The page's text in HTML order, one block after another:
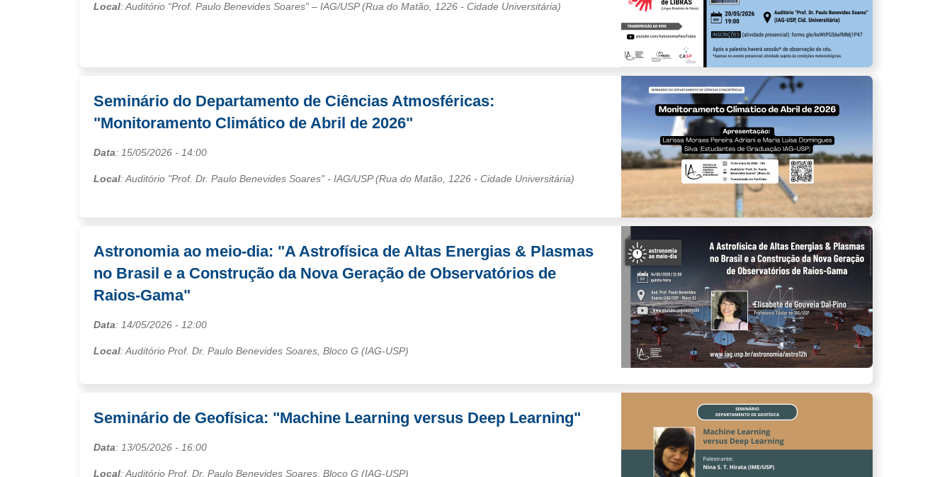
Local: Auditório “Prof. Paulo Benevides Soares” – IAG/USP (Rua do Matão, 1226 - Cidade Universitária)
Seminário do Departamento de Ciências Atmosféricas:
"Monitoramento Climático de Abril de 2026"
Data: 15/05/2026 - 14:00
Local: Auditório "Prof. Dr. Paulo Benevides Soares" - IAG/USP (Rua do Matão, 1226 - Cidade Universitária)
Astronomia ao meio-dia: "A Astrofísica de Altas Energias & Plasmas
no Brasil e a Construção da Nova Geração de Observatórios de
Raios-Gama"
Data: 14/05/2026 - 12:00
Local: Auditório Prof. Dr. Paulo Benevides Soares, Bloco G (IAG-USP)
Seminário de Geofísica: "Machine Learning versus Deep Learning"
Data: 13/05/2026 - 16:00
Local: Auditório Prof. Dr. Paulo Benevides Soares, Bloco G (IAG-USP)